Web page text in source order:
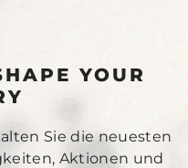
YOUR
Sie die neuesten
Aktionen und